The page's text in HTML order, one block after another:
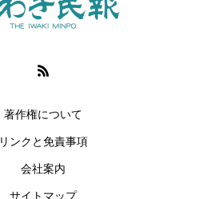
著作権について
リンクと免責事項
会社案内
サイトマップ